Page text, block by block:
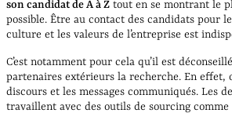
son candidat de A à Z tout en se montrant le
possible. Être au contact des candidats pour
culture et les valeurs de l’entreprise est
C’est notamment pour cela qu’il est
partenaires extérieurs la recherche. En effet,
discours et les messages communiqués. Les
travaillent avec des outils de sourcing